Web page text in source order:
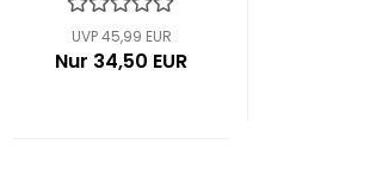
UVP 45,99 EUR
Nur 34,50 EUR